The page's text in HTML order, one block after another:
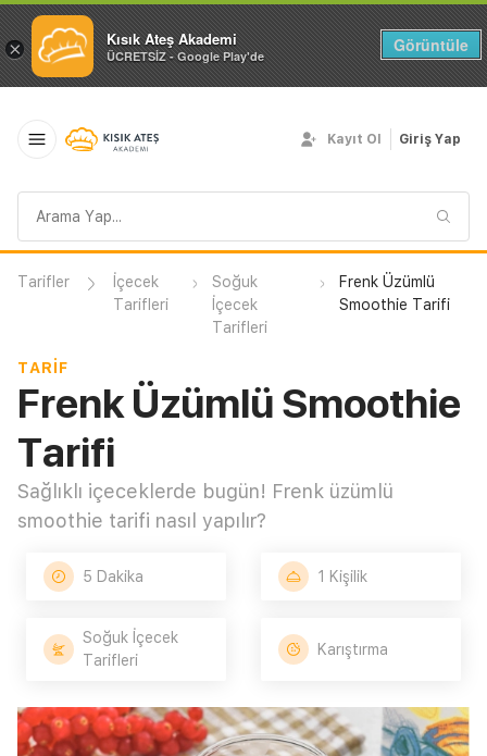
× Kısık Ateş Akademi
ÜCRETSİZ - Google Play'de
Görüntüle
sorgusu
Kayıt Ol Giriş Yap
Tarifler
İçecek
Tarifleri
Soğuk
İçecek
Tarifleri
Frenk Üzümlü
Smoothie Tarifi
TARIF
Frenk Üzümlü Smoothie
Tarifi
Sağlıklı içeceklerde bugün! Frenk üzümlü
smoothie tarifi nasıl yapılır?
5 Dakika 1 Kişilik
Soğuk İçecek
Tarifleri
Karıştırma